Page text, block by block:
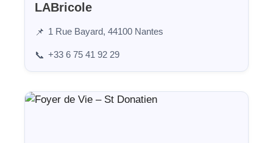
LABricole
📌 1 Rue Bayard, 44100 Nantes
📞 +33 6 75 41 92 29